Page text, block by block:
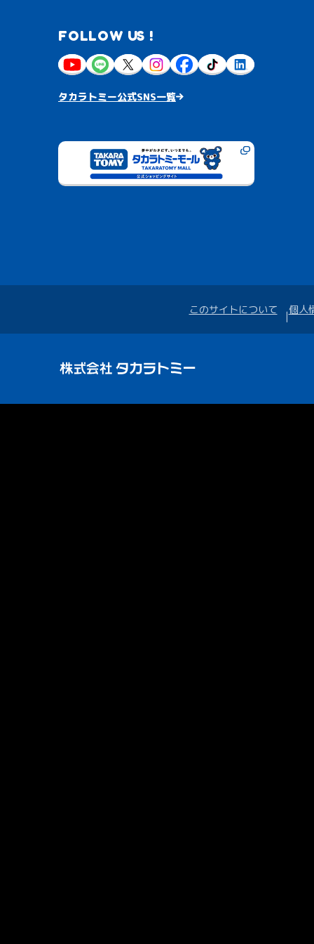
FOLLOW US !
タカラトミー公式SNS一覧
このサイトについて 個人